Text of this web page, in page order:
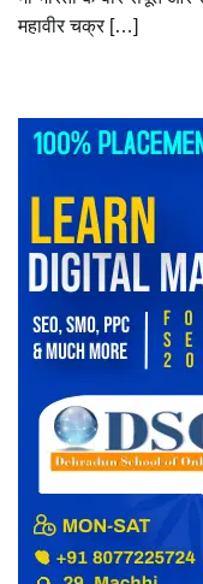
महावीर चक्र […]